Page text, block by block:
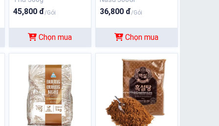
45,800 đ/Gói
Chọn mua
36,800 đ/Gói
Chọn mua